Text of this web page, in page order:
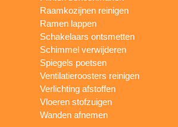
Raamkozijnen reinigen
Ramen lappen
Schakelaars ontsmetten
Schimmel verwijderen
Spiegels poetsen
Ventilatieroosters reinigen
Verlichting afstoffen
Vloeren stofzuigen
Wanden afnemen